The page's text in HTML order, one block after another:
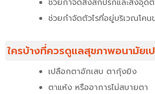
ช่วยกำจัดตัวไรที่อยู่บริเวณโคน
ใครบ้างที่ควรดูแลสุขภาพอนามัยเ
เปลือกตาอักเสบ ตากุ้งยิง
ตาแห้ง หรืออาการไม่สบายตา